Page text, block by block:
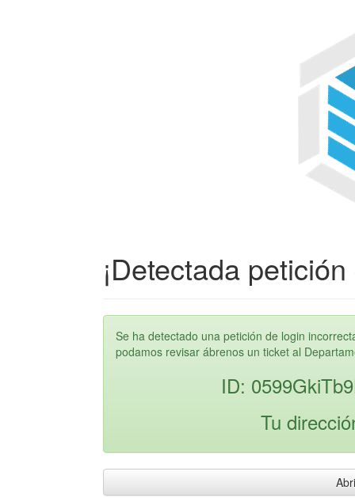
¡Detectada
Se ha detectado una petición de login
podamos revisar ábrenos un ticket al
ID:
Tu